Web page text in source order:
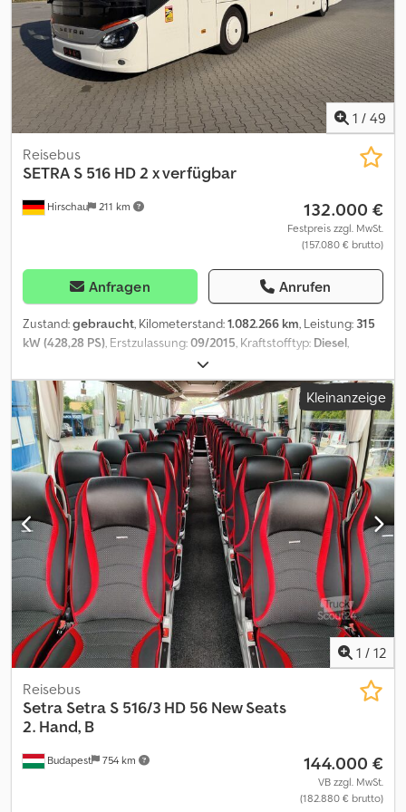
* TÜV / AU auf Wunsch neu * Irrtum und Zwischenverkauf
vorbehalten
1 / 49
Hirschau 211 km
Reisebus
SETRA S 516 HD 2 x verfügbar
132.000 €
Festpreis zzgl. MwSt.
(157.080 € brutto)
Anfragen Anrufen
Zustand:gebraucht, Kilometerstand:1.082.266 km, Leistung: 315
kW (428,28 PS), Erstzulassung:09/2015, Kraftstofftyp: Diesel,
, Getriebetyp:
Emissionsklasse:Euro6, Farbe:Weiß, Bremsen:Retarder,
Ausstattung:ABS, Elektronisches Stabilitätsprogramm (ESP),
Klimaanlage, Navigationssystem, Standheizung, Toilette, *
Setra S 516 HD * 2 - Achser - 13 Meter * Fahrzeug 2-fach
verfügbar * Seitenscheiben getönt * Vorhänge * Klimaanlage /
Klimaautomatik * Fahrerplatzklimatisierung * WC mit Waschraum
* Videoanlage mit Flachbildschirmen * Videoüberwachung
Mitteleinstieg und Heck * Überwachungsmonitor für Fahrer * 51+
2 Schlafsessel + 1 Fahrer * TÜV / AU auf Wunsch neu Dodpfezp
Azmex Ahmskr * Irrtum und Zwischenverkauf vorbehalten
Kleinanzeige
1 / 12
Budapest 754 km
Reisebus
Setra Setra S 516/3 HD 56 New Seats
2. Hand, B
144.000 €
VB zzgl. MwSt.
(182.880 € brutto)